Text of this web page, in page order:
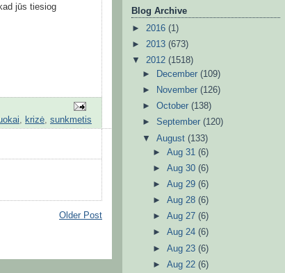
jūs tiesiog
krizė sunkmetis
Older Post
Blog Archive
► 2016 (1)
► 2013 (673)
▼ 2012 (1518)
►
December(109)
►
November(126)
►October(138)
►September(120)
▼August(133)
►Aug 31(6)
►Aug 30(6)
►Aug 29(6)
►Aug 28(6)
►Aug 27(6)
►Aug 24(6)
►Aug 23(6)
►Aug 22(6)